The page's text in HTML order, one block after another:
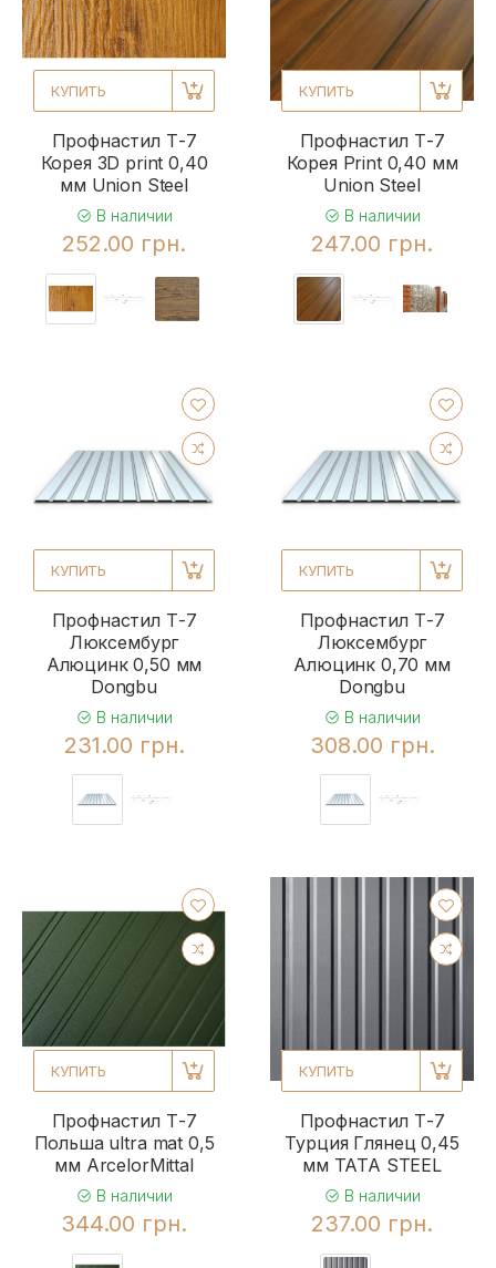
КУПИТЬ
Профнастил Т-7
Корея 3D print 0,40
мм Union Steel
В наличии
252.00 грн.
КУПИТЬ
Профнастил Т-7
Корея Print 0,40 мм
Union Steel
В наличии
247.00 грн.
КУПИТЬ
Профнастил Т-7
Люксембург
Алюцинк 0,50 мм
Dongbu
В наличии
231.00 грн.
КУПИТЬ
Профнастил Т-7
Люксембург
Алюцинк 0,70 мм
Dongbu
В наличии
308.00 грн.
КУПИТЬ
Профнастил Т-7
Польша ultra mat 0,5
мм ArcelorMittal
В наличии
344.00 грн.
КУПИТЬ
Профнастил Т-7
Турция Глянец 0,45
мм TATA STEEL
В наличии
237.00 грн.